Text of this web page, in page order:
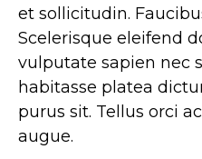
et sollicitudin.
Scelerisque eleifend
vulputate sapien nec
habitasse platea
purus sit. Tellus orci
augue.